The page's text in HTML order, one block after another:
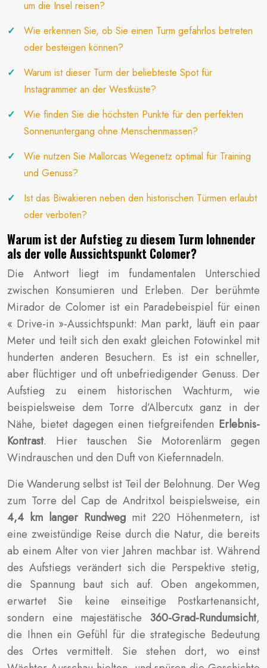
um die Insel reisen?
Wie erkennen Sie, ob Sie einen Turm gefahrlos betreten
oder besteigen können?
Warum ist dieser Turm der beliebteste Spot für
Instagrammer an der Westküste?
Wie finden Sie die höchsten Punkte für den perfekten
Sonnenuntergang ohne Menschenmassen?
Wie nutzen Sie Mallorcas Wegenetz optimal für Training
und Genuss?
Ist das Biwakieren neben den historischen Türmen erlaubt
oder verboten?
Warum ist der Aufstieg zu diesem Turm lohnender
als der volle Aussichtspunkt Colomer?
Die Antwort liegt im fundamentalen Unterschied
zwischen Konsumieren und Erleben. Der berühmte
Mirador de Colomer ist ein Paradebeispiel für einen
« Drive-in »-Aussichtspunkt: Man parkt, läuft ein paar
Meter und teilt sich den exakt gleichen Fotowinkel mit
hunderten anderen Besuchern. Es ist ein schneller,
aber flüchtiger und oft unbefriedigender Genuss. Der
Aufstieg zu einem historischen Wachturm, wie
beispielsweise dem Torre d’Albercutx ganz in der
Nähe, bietet dagegen einen tiefgreifenden Erlebnis-
Kontrast. Hier tauschen Sie Motorenlärm gegen
Windrauschen und den Duft von Kiefernnadeln.
Die Wanderung selbst ist Teil der Belohnung. Der Weg
zum Torre del Cap de Andritxol beispielsweise, ein
4,4 km langer Rundweg mit 220 Höhenmetern, ist
eine zweistündige Reise durch die Natur, die bereits
ab einem Alter von vier Jahren machbar ist. Während
des Aufstiegs verändert sich die Perspektive stetig,
die Spannung baut sich auf. Oben angekommen,
erwartet Sie keine einseitige Postkartenansicht,
sondern eine majestätische 360-Grad-Rundumsicht,
die Ihnen ein Gefühl für die strategische Bedeutung
des Ortes vermittelt. Sie stehen dort, wo einst